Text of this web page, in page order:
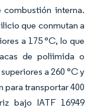
interna.
que conmutan a
a 175 °C, lo que
de poliimida o
a 260 °C y
para transportar 400
bajo IATF 16949